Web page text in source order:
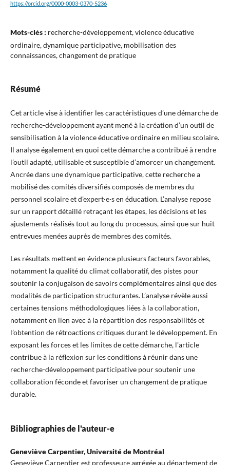
https://orcid.org/0000-0003-0370-5236
Mots-clés : recherche-développement, violence éducative
ordinaire, dynamique participative, mobilisation des
connaissances, changement de pratique
Résumé
Cet article vise à identifier les caractéristiques d’une démarche de
recherche-développement ayant mené à la création d’un outil de
sensibilisation à la violence éducative ordinaire en milieu scolaire.
Il analyse également en quoi cette démarche a contribué à rendre
l’outil adapté, utilisable et susceptible d’amorcer un changement.
Ancrée dans une dynamique participative, cette recherche a
mobilisé des comités diversifiés composés de membres du
personnel scolaire et d’expert·e·s en éducation. L’analyse repose
sur un rapport détaillé retraçant les étapes, les décisions et les
ajustements réalisés tout au long du processus, ainsi que sur huit
entrevues menées auprès de membres des comités.
Les résultats mettent en évidence plusieurs facteurs favorables,
notamment la qualité du climat collaboratif, des pistes pour
soutenir la conjugaison de savoirs complémentaires ainsi que des
modalités de participation structurantes. L’analyse révèle aussi
certaines tensions méthodologiques liées à la collaboration,
notamment en lien avec à la répartition des responsabilités et
l’obtention de rétroactions critiques durant le développement. En
exposant les forces et les limites de cette démarche, l’article
contribue à la réflexion sur les conditions à réunir dans une
recherche-développement participative pour soutenir une
collaboration féconde et favoriser un changement de pratique
durable.
Bibliographies de l'auteur-e
Geneviève Carpentier,Université de Montréal
Geneviève Carpentier est professeure agrégée au département de